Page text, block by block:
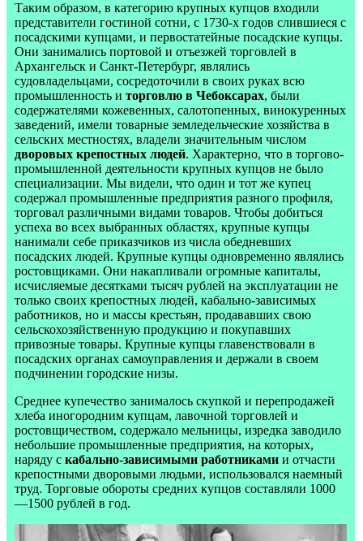
Таким образом, в категорию крупных купцов входили
представители гостиной сотни, с 1730-х годов слившиеся с
посадскими купцами, и первостатейные посадские купцы.
Они занимались портовой и отъезжей торговлей в
Архангельск и Санкт-Петербург, являлись
судовладельцами, сосредоточили в своих руках всю
промышленность и торговлю в Чебоксарах, были
содержателями кожевенных, салотопенных, винокуренных
заведений, имели товарные земледельческие хозяйства в
сельских местностях, владели значительным числом
дворовых крепостных людей. Характерно, что в торгово-
промышленной деятельности крупных купцов не было
специализации. Мы видели, что один и тот же купец
содержал промышленные предприятия разного профиля,
торговал различными видами товаров. Чтобы добиться
успеха во всех выбранных областях, крупные купцы
нанимали себе приказчиков из числа обедневших
посадских людей. Крупные купцы одновременно являлись
ростовщиками. Они накапливали огромные капиталы,
исчисляемые десятками тысяч рублей на эксплуатации не
только своих крепостных людей, кабально-зависимых
работников, но и массы крестьян, продававших свою
сельскохозяйственную продукцию и покупавших
привозные товары. Крупные купцы главенствовали в
посадских органах самоуправления и держали в своем
подчинении городские низы.
Среднее купечество занималось скупкой и перепродажей
хлеба иногородним купцам, лавочной торговлей и
ростовщичеством, содержало мельницы, изредка заводило
небольшие промышленные предприятия, на которых,
наряду с кабально-зависимыми работниками и отчасти
крепостными дворовыми людьми, использовался наемный
труд. Торговые обороты средних купцов составляли 1000
—1500 рублей в год.